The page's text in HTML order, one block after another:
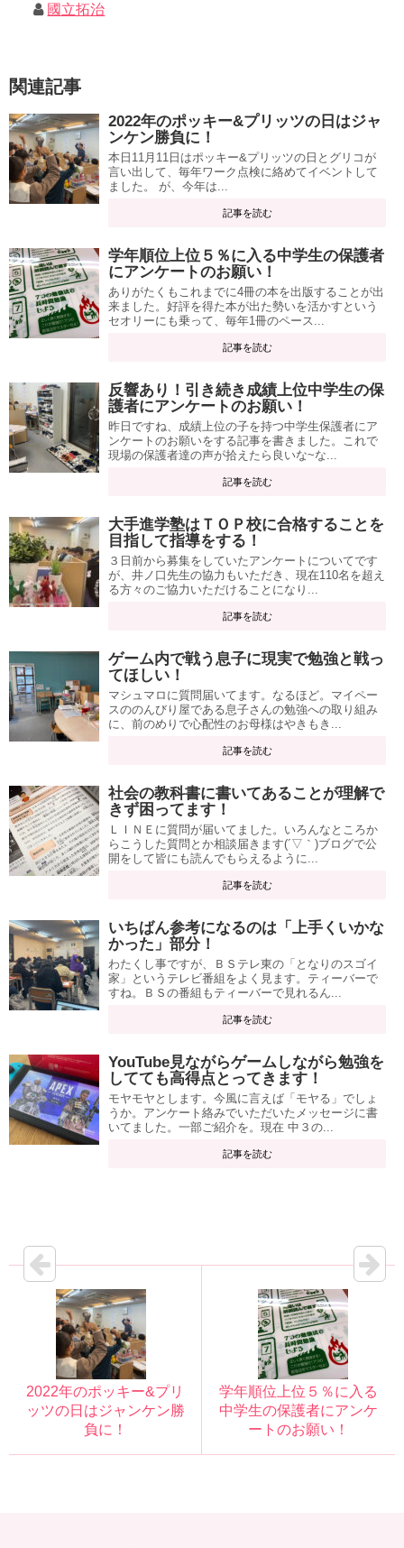
國立拓治
関連記事
2022年のポッキー&プリッツの日はジャ
ンケン勝負に！
本日11月11日はポッキー&プリッツの日とグリコが
言い出して、毎年ワーク点検に絡めてイベントして
ました。 が、今年は...
記事を読む
学年順位上位５％に入る中学生の保護者
にアンケートのお願い！
ありがたくもこれまでに4冊の本を出版することが出
来ました。好評を得た本が出た勢いを活かすという
セオリーにも乗って、毎年1冊のペース...
記事を読む
反響あり！引き続き成績上位中学生の保
護者にアンケートのお願い！
昨日ですね、成績上位の子を持つ中学生保護者にア
ンケートのお願いをする記事を書きました。これで
現場の保護者達の声が拾えたら良いな~な...
記事を読む
大手進学塾はＴＯＰ校に合格することを
目指して指導をする！
３日前から募集をしていたアンケートについてです
が、井ノ口先生の協力もいただき、現在110名を超え
る方々のご協力いただけることになり...
記事を読む
ゲーム内で戦う息子に現実で勉強と戦っ
てほしい！
マシュマロに質問届いてます。なるほど。マイペー
スののんびり屋である息子さんの勉強への取り組み
に、前のめりで心配性のお母様はやきもき...
記事を読む
社会の教科書に書いてあることが理解で
きず困ってます！
ＬＩＮＥに質問が届いてました。いろんなところか
らこうした質問とか相談届きます(´▽｀)ブログで公
開をして皆にも読んでもらえるように...
記事を読む
いちばん参考になるのは「上手くいかな
かった」部分！
わたくし事ですが、ＢＳテレ東の「となりのスゴイ
家」というテレビ番組をよく見ます。ティーバーで
すね。ＢＳの番組もティーバーで見れるん...
記事を読む
YouTube見ながらゲームしながら勉強を
してても高得点とってきます！
モヤモヤとします。今風に言えば「モヤる」でしょ
うか。アンケート絡みでいただいたメッセージに書
いてました。一部ご紹介を。現在 中３の...
記事を読む
2022年のポッキー&プリ
ッツの日はジャンケン勝
負に！
学年順位上位５％に入る
中学生の保護者にアンケ
ートのお願い！